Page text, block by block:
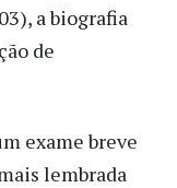
a biografia
de
exame breve
lembrada